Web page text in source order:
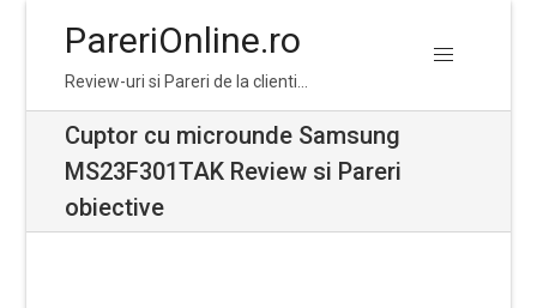
navigation
content
PareriOnline.ro
Review-uri si Pareri de la clienti…
Cuptor cu microunde Samsung
MS23F301TAK Review si Pareri
obiective